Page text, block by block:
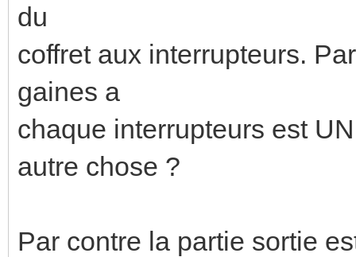
du
coffret aux interrupteurs.
gaines a
chaque interrupteurs est
autre chose ?
Par contre la partie sortie